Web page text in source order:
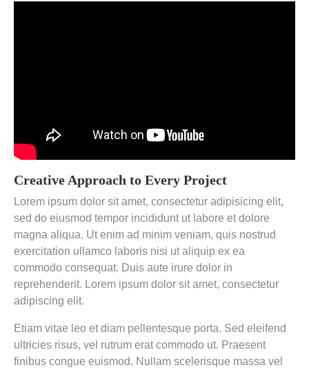
Creative Approach to Every Project
Lorem ipsum dolor sit amet, consectetur adipisicing elit,
sed do eiusmod tempor incididunt ut labore et dolore
magna aliqua. Ut enim ad minim veniam, quis nostrud
exercitation ullamco laboris nisi ut aliquip ex ea
commodo consequat. Duis aute irure dolor in
reprehenderit. Lorem ipsum dolor sit amet, consectetur
adipiscing elit.
Etiam vitae leo et diam pellentesque porta. Sed eleifend
ultricies risus, vel rutrum erat commodo ut. Praesent
finibus congue euismod. Nullam scelerisque massa vel